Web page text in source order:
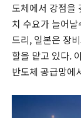
도체에서 강점을
치 수요가 늘어
드리, 일본은 장
할을 맡고 있다.
반도체 공급망에